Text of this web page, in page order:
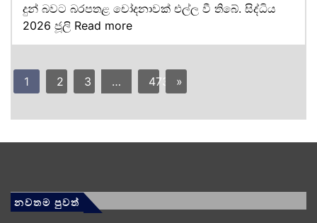
දුන් බවට බරපතළ චෝදනාවක් එල්ල වී තිබේ. සිද්ධිය
2026 ජූලි Read more
1 2 3 … 473 »
නවතම පුවත්